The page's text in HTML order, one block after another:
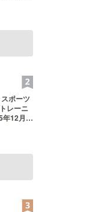
レーニ